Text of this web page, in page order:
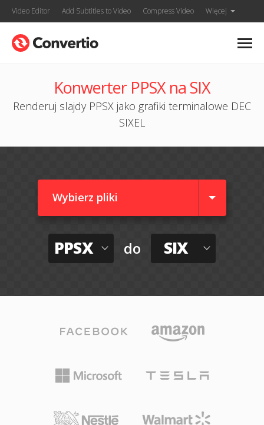
Video Editor Add Subtitles to Video Compress Video Więcej
Konwerter PPSX na SIX
Renderuj slajdy PPSX jako grafiki terminalowe DEC
SIXEL
Wybierz pliki
PPSX do SIX